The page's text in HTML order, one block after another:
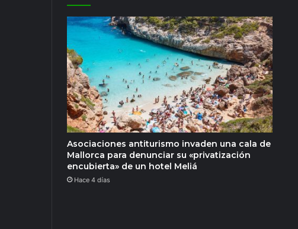
Asociaciones antiturismo invaden una cala de
Mallorca para denunciar su «privatización
encubierta» de un hotel Meliá
Hace 4 días